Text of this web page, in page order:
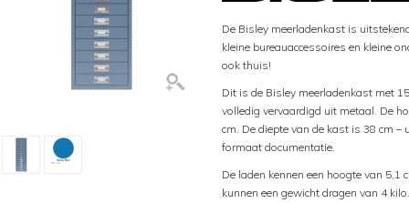
De Bisley meerladenkast is
kleine bureauaccessoires en kleine
ook thuis!
Dit is de Bisley meerladenkast met
volledig vervaardigd uit metaal. De
cm. De diepte van de kast is 38 cm
formaat documentatie.
De laden kennen een hoogte van
kunnen een gewicht dragen van 4